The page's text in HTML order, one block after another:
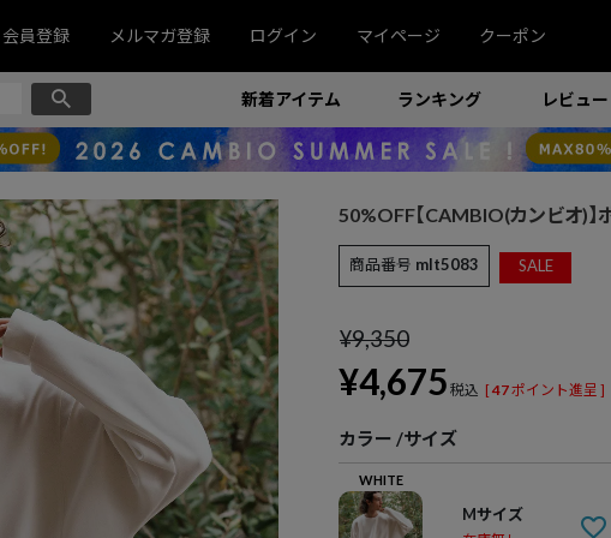
会員登録 メルマガ登録 ログイン マイページ クーポン
新着アイテム ランキング レビュー
50%OFF【CAMBIO(カンビオ)】
商品番号 mlt5083 SALE
¥9,350
¥4,675 税込 [47ポイント進呈 ]
カラー サイズ
WHITE
Mサイズ